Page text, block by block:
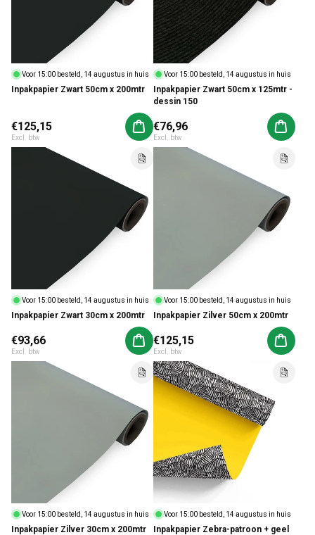
Voor 15:00 besteld, 14 augustus in huis
Inpakpapier Zwart 50cm x 200mtr
Normale prijs
€125,15
Excl. btw
Aan winkelwagen toevoegen
Voor 15:00 besteld, 14 augustus in huis
Inpakpapier Zwart 50cm x 125mtr -
dessin 150
Normale prijs
€76,96
Excl. btw
Aan
Voor 15:00 besteld, 14 augustus in huis
Inpakpapier Zwart 30cm x 200mtr
Normale prijs
€93,66
Excl. btw
Aan winkelwagen toevoegen
Voor 15:00 besteld, 14 augustus in huis
Inpakpapier Zilver 50cm x 200mtr
Normale prijs
€125,15
Excl. btw
Aan
Voor 15:00 besteld, 14 augustus in huis
Inpakpapier Zilver 30cm x 200mtr
Voor 15:00 besteld, 14 augustus in huis
Inpakpapier Zebra-patroon + geel